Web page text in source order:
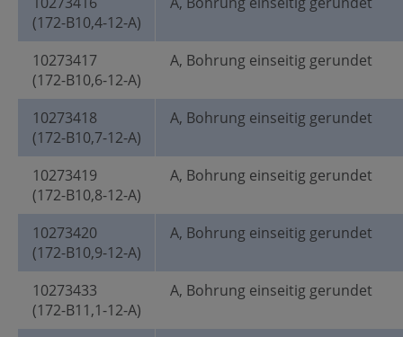
(172-B10,4-12-A)
10273417
(172-B10,6-12-A)
A, Bohrung einseitig gerundet
10273418
(172-B10,7-12-A)
A, Bohrung einseitig gerundet
10273419
(172-B10,8-12-A)
A, Bohrung einseitig gerundet
10273420
(172-B10,9-12-A)
A, Bohrung einseitig gerundet
10273433
(172-B11,1-12-A)
A, Bohrung einseitig gerundet